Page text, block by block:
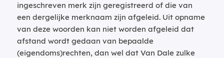
ingeschreven merk zijn geregistreerd of die van
een dergelijke merknaam zijn afgeleid. Uit opname
van deze woorden kan niet worden afgeleid dat
afstand wordt gedaan van bepaalde
(eigendoms)rechten, dan wel dat Van Dale zulke